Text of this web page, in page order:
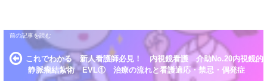
これでわかる 新人看護師必見！ 内視鏡看護 介助No.20内視鏡的
静脈瘤結紮術 EVL① 治療の流れと看護適応・禁忌・偶発症